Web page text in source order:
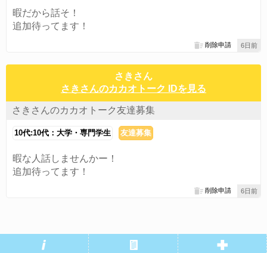
暇だから話そ！
追加待ってます！
6日前
削除申請
さきさん
さきさんのカカオトーク IDを見る
さきさんのカカオトーク友達募集
10代:10代：大学・専門学生 友達募集
暇な人話しませんかー！
追加待ってます！
6日前
削除申請